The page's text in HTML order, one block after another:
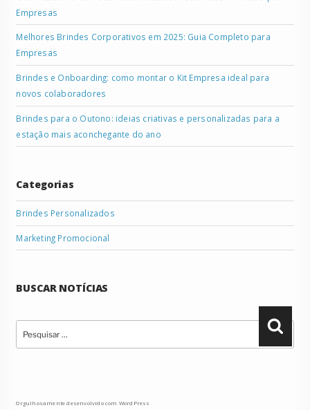
Empresas
Melhores Brindes Corporativos em 2025: Guia Completo para
Empresas
Brindes e Onboarding: como montar o Kit Empresa ideal para
novos colaboradores
Brindes para o Outono: ideias criativas e personalizadas para a
estação mais aconchegante do ano
Categorias
Brindes Personalizados
Marketing Promocional
BUSCAR NOTÍCIAS
Pesquisar
por:
Orgulhosamente desenvolvido com WordPress